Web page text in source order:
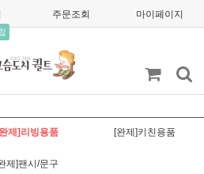
주문조회 마이페이지
제]리빙용품 [완제]키친용품
제]팬시/문구